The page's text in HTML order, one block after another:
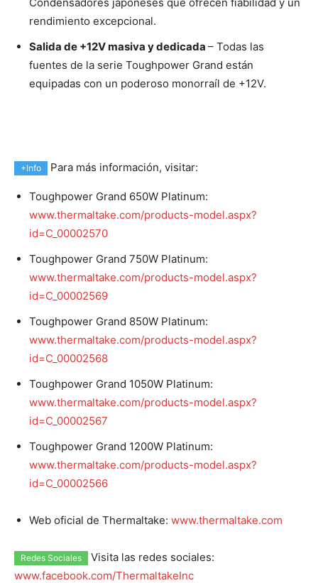
rendimiento excepcional.
Salida de +12V masiva y dedicada – Todas las
fuentes de la serie Toughpower Grand están
equipadas con un poderoso monorraíl de +12V.
+Info Para más información, visitar:
Toughpower Grand 650W Platinum:
www.thermaltake.com/products-model.aspx?
id=C_00002570
Toughpower Grand 750W Platinum:
www.thermaltake.com/products-model.aspx?
id=C_00002569
Toughpower Grand 850W Platinum:
www.thermaltake.com/products-model.aspx?
id=C_00002568
Toughpower Grand 1050W Platinum:
www.thermaltake.com/products-model.aspx?
id=C_00002567
Toughpower Grand 1200W Platinum:
www.thermaltake.com/products-model.aspx?
id=C_00002566
Web oficial de Thermaltake: www.thermaltake.com
Redes Sociales
Visita las redes sociales:
www.facebook.com/ThermaltakeInc